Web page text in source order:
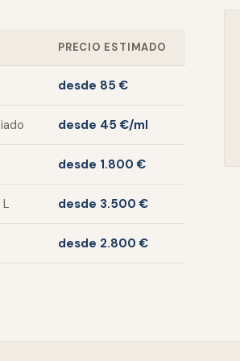
PRECIO ESTIMADO
desde 85 €
desde 45 €/ml
desde 1.800 €
desde 3.500 €
desde 2.800 €